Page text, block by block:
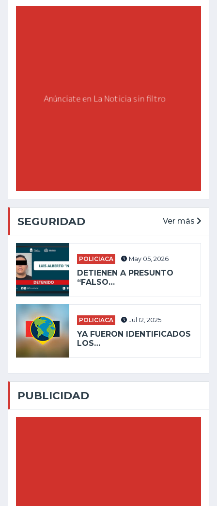
SEGURIDAD Ver más
POLICIACA May 05, 2026
DETIENEN A PRESUNTO
“FALSO…
POLICIACA Jul 12, 2025
YA FUERON IDENTIFICADOS
LOS…
PUBLICIDAD